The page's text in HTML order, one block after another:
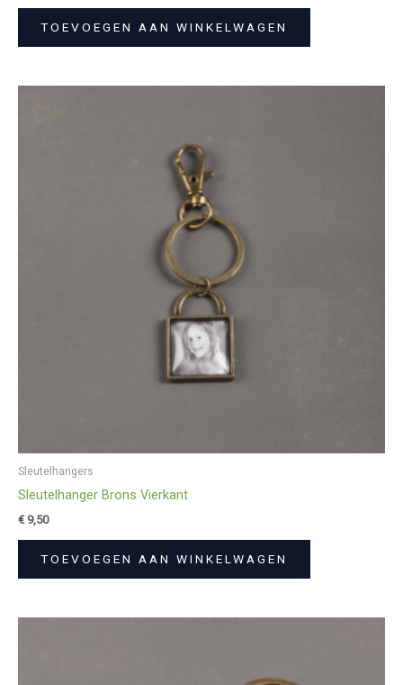
TOEVOEGEN AAN WINKELWAGEN
Sleutelhangers
Sleutelhanger Brons Vierkant
€9,50
TOEVOEGEN AAN WINKELWAGEN